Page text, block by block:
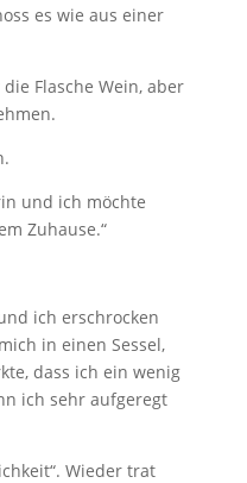
es wie aus einer
Flasche Wein, aber
und ich möchte
Zuhause.“
ich erschrocken
in einen Sessel,
dass ich ein wenig
ich sehr aufgeregt
Wieder trat